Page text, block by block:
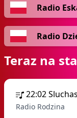
Radio
Radio
Teraz na
22:02
Radio Rodzina